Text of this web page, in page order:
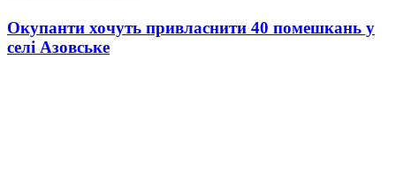
Окупанти хочуть привласнити 40 помешкань у
селі Азовське